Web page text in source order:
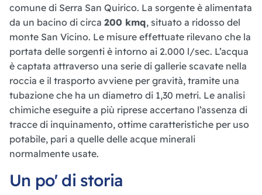
comune di Serra San Quirico. La sorgente è alimentata
da un bacino di circa 200 kmq, situato a ridosso del
monte San Vicino. Le misure effettuate rilevano che la
portata delle sorgenti è intorno ai 2.000 l/sec. L’acqua
è captata attraverso una serie di gallerie scavate nella
roccia e il trasporto avviene per gravità, tramite una
tubazione che ha un diametro di 1,30 metri. Le analisi
chimiche eseguite a più riprese accertano l’assenza di
tracce di inquinamento, ottime caratteristiche per uso
potabile, pari a quelle delle acque minerali
normalmente usate.
Un po' di storia